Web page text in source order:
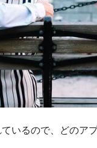
いるので、どのア